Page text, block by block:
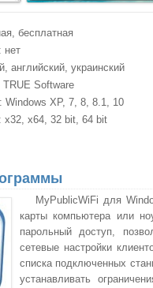
бесплатная
нет
английский, украинский
TRUE Software
Windows XP, 7, 8, 8.1, 10
x32, x64, 32 bit, 64 bit
MyPublicWiFi для
карты компьютера или
парольный доступ,
сетевые настройки
списка подключенных
устанавливать